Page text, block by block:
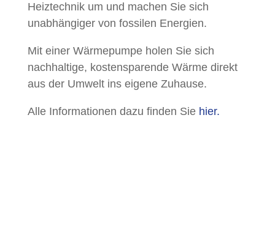
Heiztechnik um und machen Sie sich
unabhängiger von fossilen Energien.
Mit einer Wärmepumpe holen Sie sich
nachhaltige, kostensparende Wärme direkt
aus der Umwelt ins eigene Zuhause.
Alle Informationen dazu finden Sie hier.